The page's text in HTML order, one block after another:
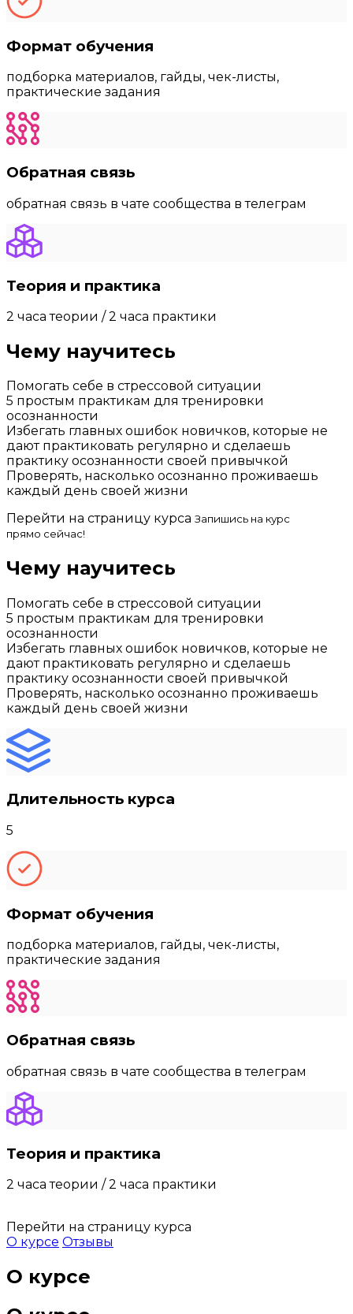
Формат обучения
подборка материалов, гайды, чек-листы,
практические задания
Обратная связь
обратная связь в чате сообщества в телеграм
Теория и практика
2 часа теории / 2 часа практики
Чему научитесь
Помогать себе в стрессовой ситуации
5 простым практикам для тренировки
осознанности
Избегать главных ошибок новичков, которые не
дают практиковать регулярно и сделаешь
практику осознанности своей привычкой
Проверять, насколько осознанно проживаешь
каждый день своей жизни
Перейти на страницу курса Запишись на курс
прямо сейчас!
Чему научитесь
Помогать себе в стрессовой ситуации
5 простым практикам для тренировки
осознанности
Избегать главных ошибок новичков, которые не
дают практиковать регулярно и сделаешь
практику осознанности своей привычкой
Проверять, насколько осознанно проживаешь
каждый день своей жизни
Длительность курса
5
Формат обучения
подборка материалов, гайды, чек-листы,
практические задания
Обратная связь
обратная связь в чате сообщества в телеграм
Теория и практика
2 часа теории / 2 часа практики
Перейти на страницу курса
О курсе Отзывы
О курсе